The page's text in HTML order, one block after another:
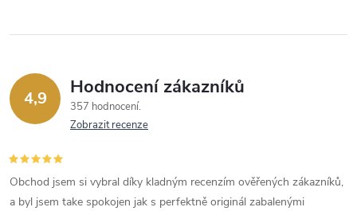
4,9 Hodnocení zákazníků
357 hodnocení
Zobrazit recenze
Obchod jsem si vybral díky kladným recenzím ověřených zákazníků,
a byl jsem take spokojen jak s perfektně originál zabalenými